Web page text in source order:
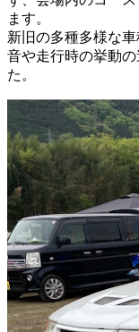
ます。
新旧の多種多様な
音や走行時の挙動
た。